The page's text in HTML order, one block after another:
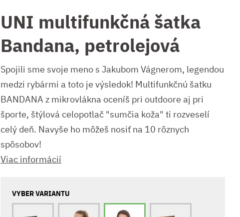
UNI multifunkčná šatka
Bandana, petrolejová
Spojili sme svoje meno s Jakubom Vágnerom, legendou
medzi rybármi a toto je výsledok! Multifunkčnú šatku
BANDANA z mikrovlákna oceníš pri outdoore aj pri
športe, štýlová celopotlač "sumčia koža" ti rozveselí
celý deň. Navyše ho môžeš nosiť na 10 rôznych
spôsobov!
Viac informácií
VYBER VARIANTU